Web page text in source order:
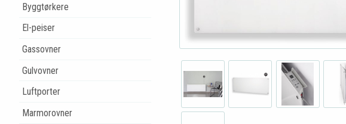
Byggtørkere
El-peiser
Gassovner
Gulvovner
Luftporter
Marmorovner